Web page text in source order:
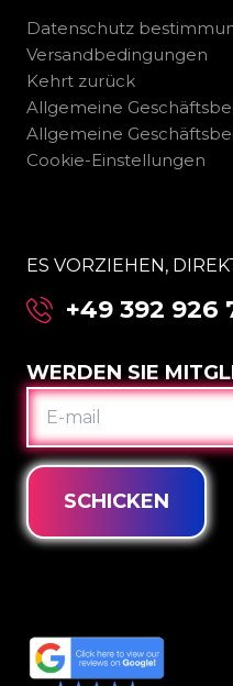
Datenschutz
Versandbedingungen
Kehrt zurück
Allgemeine
Allgemeine
Cookie-Einstellungen
ES VORZIEHEN,
+49 392 926
WERDEN SIE
E-
MAIL
SCHICKEN